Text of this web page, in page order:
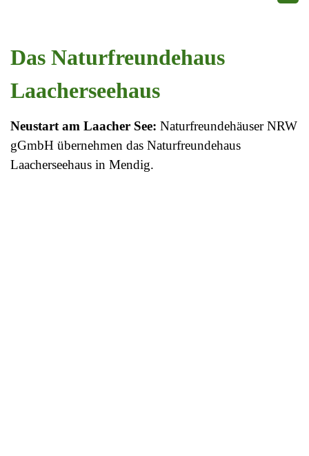
Das Naturfreundehaus
Laacherseehaus
Neustart am Laacher See: Naturfreundehäuser NRW
gGmbH übernehmen das Naturfreundehaus
Laacherseehaus in Mendig.